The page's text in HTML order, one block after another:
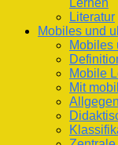
Literatur
Mobiles und
Mobiles
Mobile
Mit